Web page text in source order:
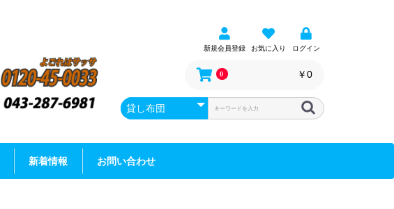
新規会員登録 お気に入り ログイン
0 ￥0
新着情報 お問い合わせ